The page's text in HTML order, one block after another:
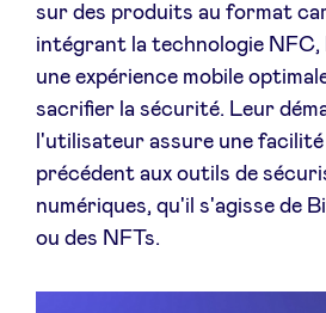
sur des produits au format
intégrant la technologie
une expérience mobile
sacrifier la sécurité. Leur
l'utilisateur assure une
précédent aux outils de
numériques, qu'il s'agisse de
ou des NFTs.